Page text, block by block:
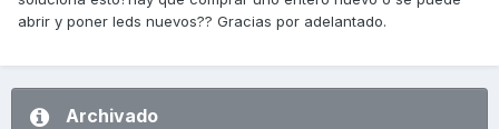
abrir y poner leds nuevos?? Gracias por adelantado.
Archivado